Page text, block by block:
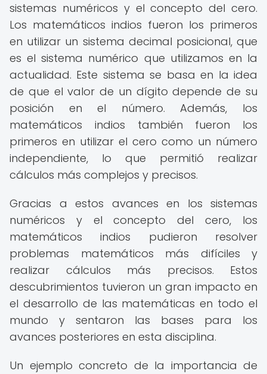
sistemas numéricos y el concepto del cero.
Los matemáticos indios fueron los primeros
en utilizar un sistema decimal posicional, que
es el sistema numérico que utilizamos en la
actualidad. Este sistema se basa en la idea
de que el valor de un dígito depende de su
posición en el número. Además, los
matemáticos indios también fueron los
primeros en utilizar el cero como un número
independiente, lo que permitió realizar
cálculos más complejos y precisos.
Gracias a estos avances en los sistemas
numéricos y el concepto del cero, los
matemáticos indios pudieron resolver
problemas matemáticos más difíciles y
realizar cálculos más precisos. Estos
descubrimientos tuvieron un gran impacto en
el desarrollo de las matemáticas en todo el
mundo y sentaron las bases para los
avances posteriores en esta disciplina.
Un ejemplo concreto de la importancia de